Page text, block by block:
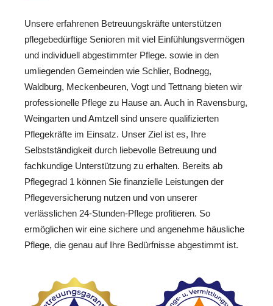
Unsere erfahrenen Betreuungskräfte unterstützen
pflegebedürftige Senioren mit viel Einfühlungsvermögen
und individuell abgestimmter Pflege. sowie in den
umliegenden Gemeinden wie Schlier, Bodnegg,
Waldburg, Meckenbeuren, Vogt und Tettnang bieten wir
professionelle Pflege zu Hause an. Auch in Ravensburg,
Weingarten und Amtzell sind unsere qualifizierten
Pflegekräfte im Einsatz. Unser Ziel ist es, Ihre
Selbstständigkeit durch liebevolle Betreuung und
fachkundige Unterstützung zu erhalten. Bereits ab
Pflegegrad 1 können Sie finanzielle Leistungen der
Pflegeversicherung nutzen und von unserer
verlässlichen 24-Stunden-Pflege profitieren. So
ermöglichen wir eine sichere und angenehme häusliche
Pflege, die genau auf Ihre Bedürfnisse abgestimmt ist.